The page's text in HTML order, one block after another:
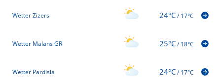
Wetter Zizers 24°C/17°C
Wetter Malans GR 25°C/18°C
Wetter Pardisla 24°C/17°C